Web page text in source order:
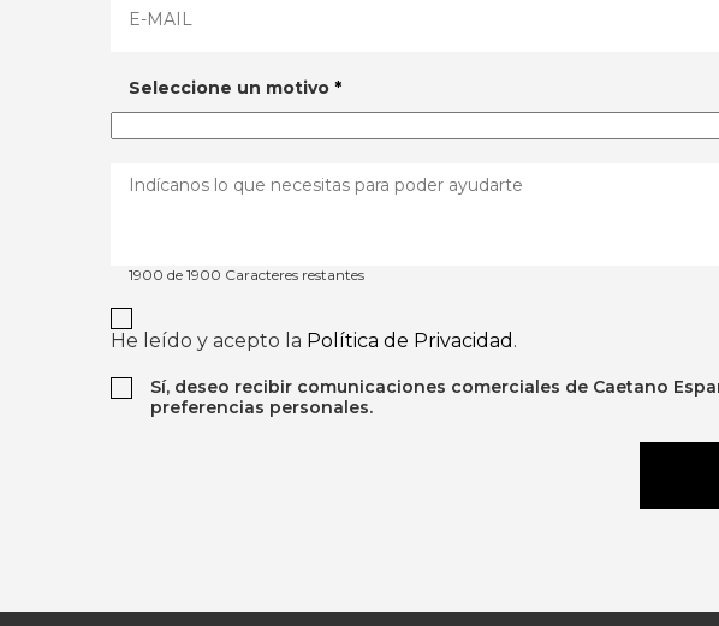
Seleccione un motivo *
1900 de 1900 Caracteres restantes
He leído y acepto la Política de Privacidad .
Sí, deseo recibir comunicaciones comerciales de Caetano
preferencias personales.